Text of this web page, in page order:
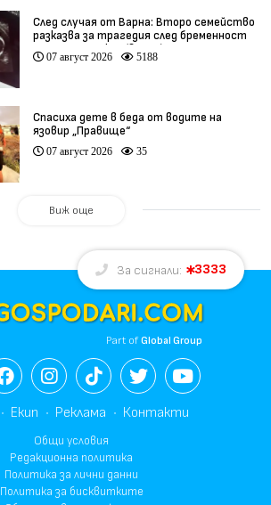
След случая от Варна: Второ семейство
разказва за трагедия след бременност
при същия лекар (видео)
07 август 2026 5188
Спасиха дете в беда от водите на
язовир „Правище“
07 август 2026 35
Виж още
За сигнали: 3333
Part ofGlobal Group
Екип Реклама Контакти
Общи условия
Редакционна политика
Политика за лични данни
Политика за бисквитките